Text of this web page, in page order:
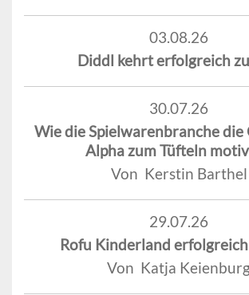
03.08.26
Diddl kehrt erfolgreich
30.07.26
Wie die Spielwarenbranche die
Alpha zum Tüfteln
Von Kerstin Barthel
29.07.26
Rofu Kinderland
Von Katja